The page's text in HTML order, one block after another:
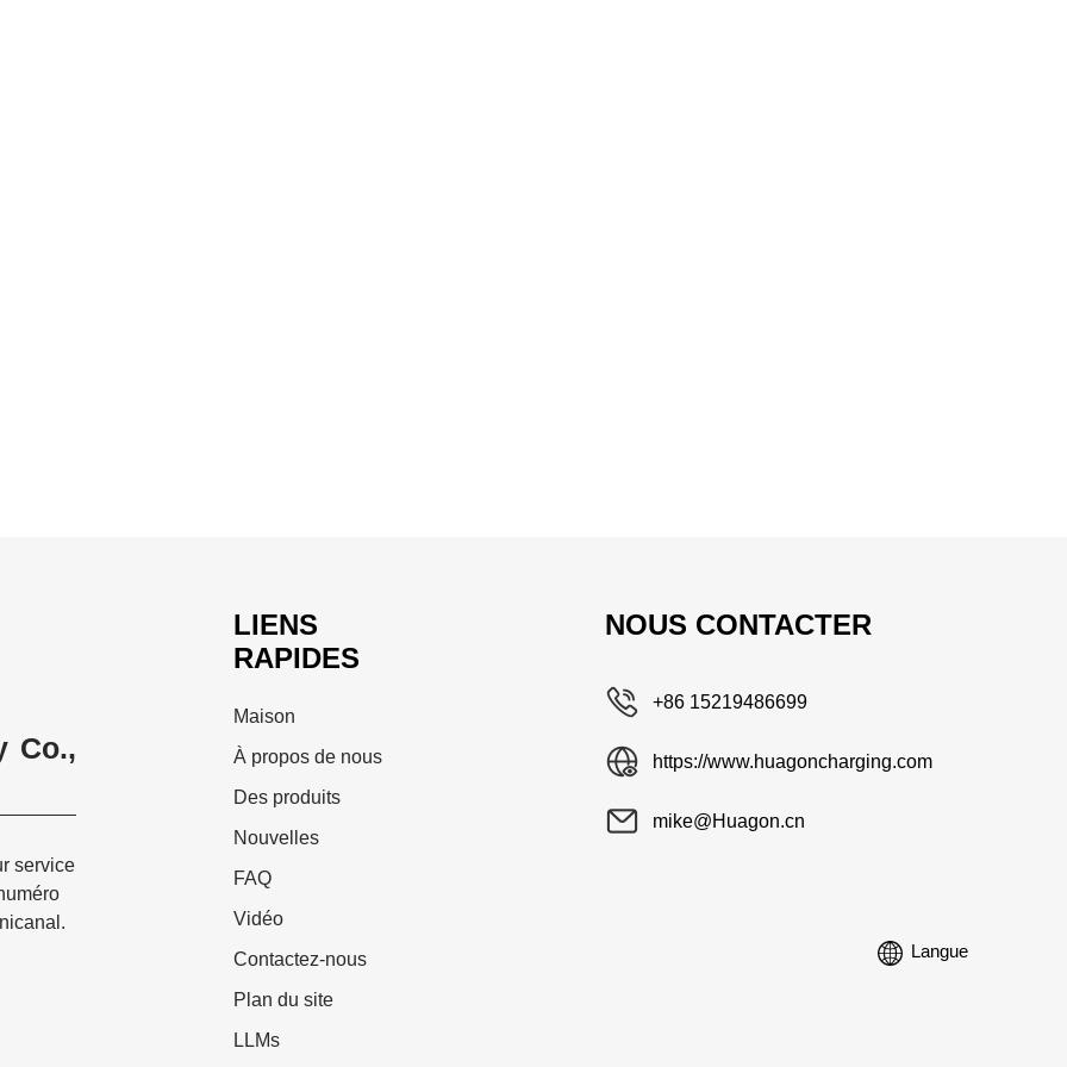
Co.,
service
LIENS
RAPIDES
Maison
À propos de nous
Des produits
Nouvelles
FAQ
Vidéo
Contactez-nous
Plan du site
LLMs
NOUS CONTACTER
+86 15219486699
https://www.huagoncharging.com
mike@Huagon.cn
Langue